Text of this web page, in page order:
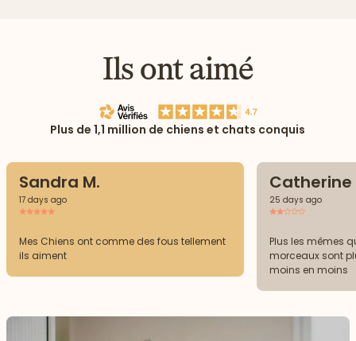
Ils ont aimé
Plus de 1,1 million de chiens et chats conquis
Sandra M.
17 days ago
Mes Chiens ont comme des fous tellement
ils aiment
Catherine
25 days ago
Plus les mêmes
morceaux sont
moins en moins